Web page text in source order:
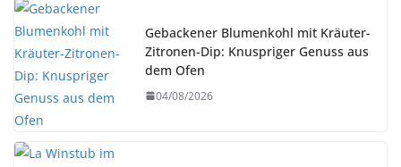
Gebackener Blumenkohl mit Kräuter-
Zitronen-Dip: Knuspriger Genuss aus
dem Ofen
04/08/2026